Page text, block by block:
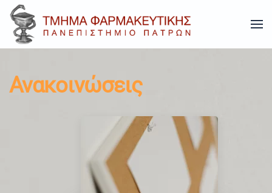
Skip to main content
Ανακοινώσεις